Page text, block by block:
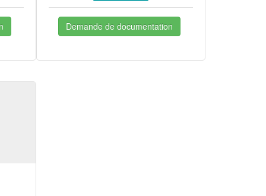
Demande de documentation